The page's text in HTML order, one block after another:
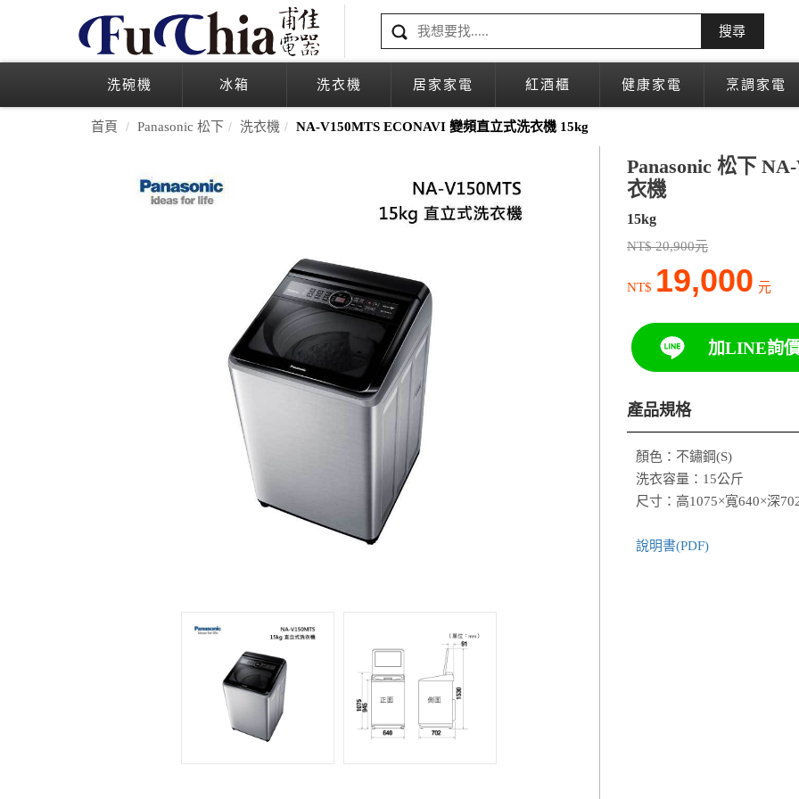
搜尋
洗碗機 冰箱 洗衣機 居家家電 紅酒櫃 健康家電 烹調家電
首頁 Panasonic 松下 洗衣機 NA-V150MTS ECONAVI 變頻直立式洗衣機 15kg
Panasonic 松下
衣機
15kg
NT$ 20,900元
NT$ 19,000 元
加LINE詢
產品規格
顏色：不鏽鋼(S)
洗衣容量：15公斤
尺寸：高1075×寬640×深
說明書(PDF)